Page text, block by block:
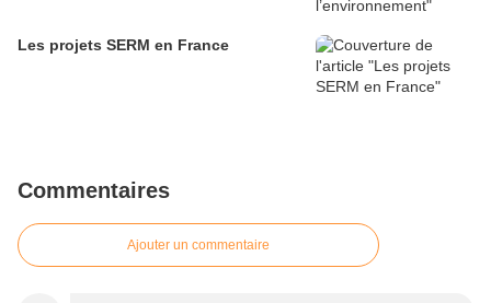
Les projets SERM en France
Commentaires
Ajouter un commentaire